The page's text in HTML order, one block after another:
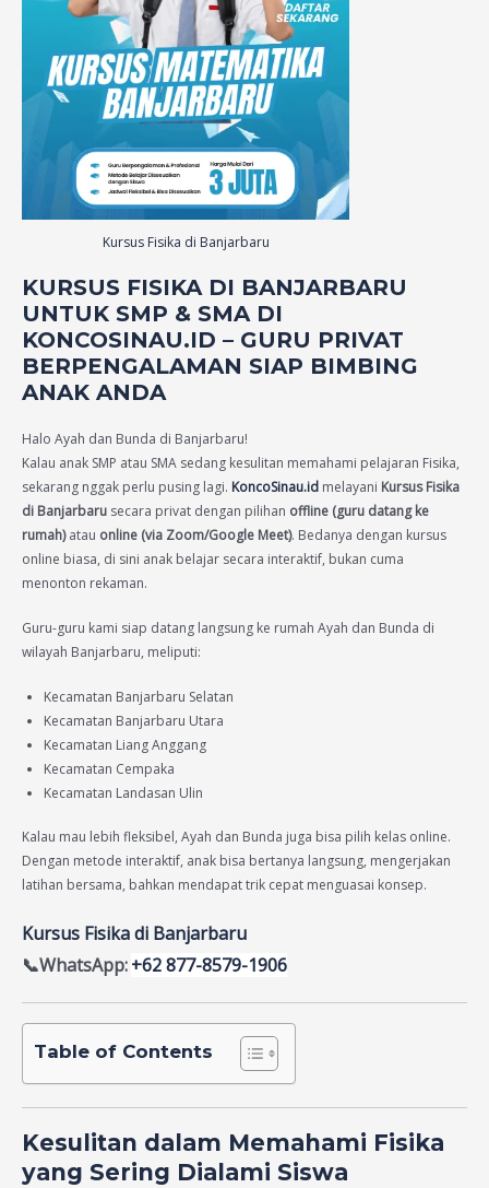
Kursus Fisika di Banjarbaru
KURSUS FISIKA DI BANJARBARU
UNTUK SMP & SMA DI
KONCOSINAU.ID – GURU PRIVAT
BERPENGALAMAN SIAP BIMBING
ANAK ANDA
Halo Ayah dan Bunda di Banjarbaru!
Kalau anak SMP atau SMA sedang kesulitan memahami pelajaran Fisika,
sekarang nggak perlu pusing lagi. KoncoSinau.id melayani Kursus Fisika
di Banjarbaru secara privat dengan pilihan offline (guru datang ke
rumah)atau online (via Zoom/Google Meet). Bedanya dengan kursus
online biasa, di sini anak belajar secara interaktif, bukan cuma
menonton rekaman.
Guru-guru kami siap datang langsung ke rumah Ayah dan Bunda di
wilayah Banjarbaru, meliputi:
Kecamatan Banjarbaru Selatan
Kecamatan Banjarbaru Utara
Kecamatan Liang Anggang
Kecamatan Cempaka
Kecamatan Landasan Ulin
Kalau mau lebih fleksibel, Ayah dan Bunda juga bisa pilih kelas online.
Dengan metode interaktif, anak bisa bertanya langsung, mengerjakan
latihan bersama, bahkan mendapat trik cepat menguasai konsep.
Kursus Fisika di Banjarbaru
📞WhatsApp:+62 877-8579-1906
Table of Contents
Kesulitan dalam Memahami Fisika
yang Sering Dialami Siswa